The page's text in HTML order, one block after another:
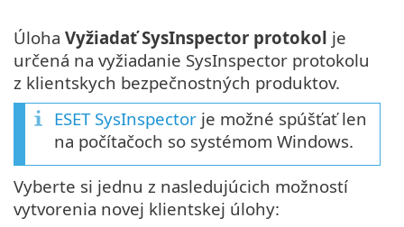
Úloha Vyžiadať SysInspector protokol je
určená na vyžiadanie SysInspector protokolu
z klientskych bezpečnostných produktov.
ESET SysInspector je možné spúšťať len
na počítačoch so systémom Windows.
Vyberte si jednu z nasledujúcich možností
vytvorenia novej klientskej úlohy: